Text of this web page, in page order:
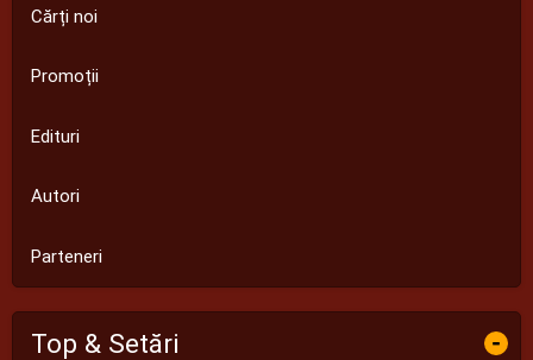
Cărți noi
Promoții
Edituri
Autori
Parteneri
Top & Setări -